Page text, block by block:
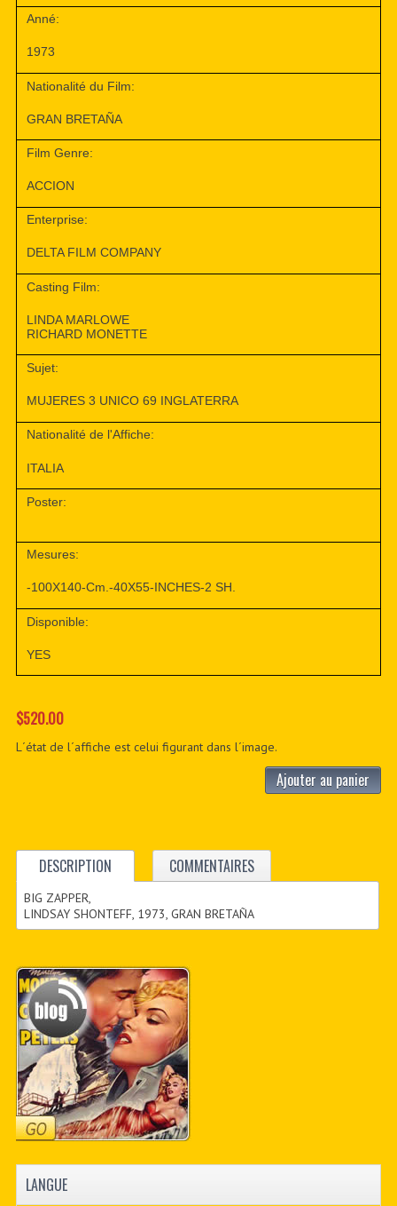
Anné:
1973
Nationalité du Film:
GRAN BRETAÑA
Film Genre:
ACCION
Enterprise:
DELTA FILM COMPANY
Casting Film:
LINDA MARLOWE
RICHARD MONETTE
Sujet:
MUJERES 3 UNICO 69 INGLATERRA
Nationalité de l'Affiche:
ITALIA
Poster:
Mesures:
-100X140-Cm.-40X55-INCHES-2 SH.
Disponible:
YES
$520.00
L´état de l´affiche est celui figurant dans l´image.
Ajouter au panier
DESCRIPTION COMMENTAIRES
BIG ZAPPER,
LINDSAY SHONTEFF, 1973, GRAN BRETAÑA
LANGUE